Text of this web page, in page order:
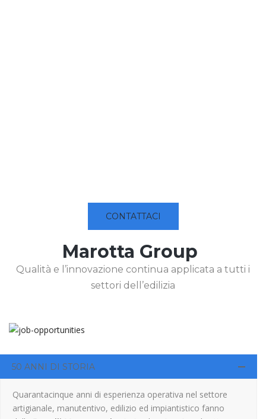
CONTATTACI
Marotta Group
Qualità e l’innovazione continua applicata a tutti i
settori dell’edilizia
50 ANNI DI STORIA
Quarantacinque anni di esperienza operativa nel settore
artigianale, manutentivo, edilizio ed impiantistico fanno